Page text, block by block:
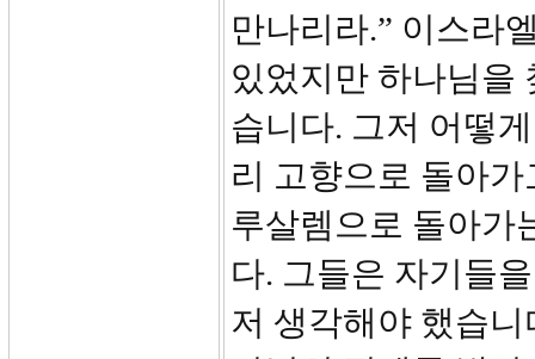
만나리라.” 이스라
있었지만 하나님을
습니다. 그저 어떻
리 고향으로 돌아
루살렘으로 돌아가
다. 그들은 자기들
저 생각해야 했습